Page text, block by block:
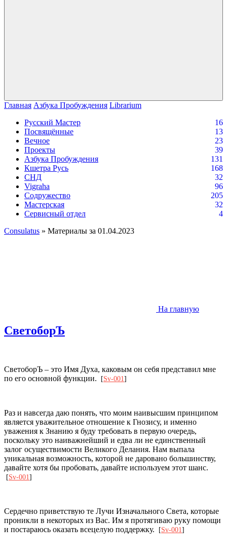
Главная Азбука Пробуждения Librarium
Русский Мастер
16
Посвящённые
13
Вечное
23
Проекты
39
Азбука Пробуждения
131
Кшетра Русь
168
СНД
32
Vigraha
96
Содружество
205
Мастерская
32
Сервисный отдел
4
Consulatus » Материалы за 01.04.2023
На главную
СветоборЪ
СветоборЪ – это Имя Духа, каковым он себя представил мне
по его основной функции.
[Sv-001 ]
Раз и навсегда даю понять, что моим наивысшим принципом
является уважительное отношение к Гнозису, и именно
уважения к Знанию я буду требовать в первую очередь,
поскольку это наиважнейший и едва ли не единственный
залог осуществимости Великого Делания. Нам выпала
уникальная возможность, которой не даровано большинству,
давайте хотя бы пробовать, давайте используем этот шанс.
[Sv-001 ]
Сердечно приветствую те Лучи Изначального Света, которые
проникли в некоторых из Вас. Им я протягиваю руку помощи
и постараюсь оказать всецелую поддержку.
[Sv-001 ]